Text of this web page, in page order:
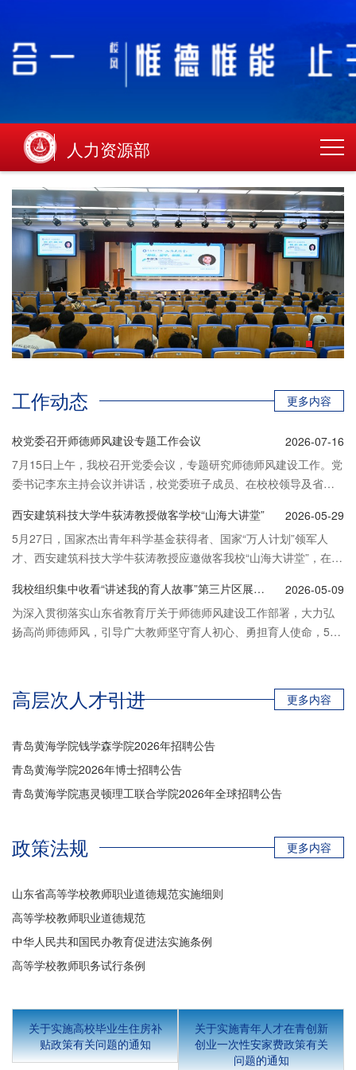
人力资源部
工作动态 更多内容
校党委召开师德师风建设专题工作会议
2026-07-16
7月15日上午，我校召开党委会议，专题研究师德师风建设工作。党
委书记李东主持会议并讲话，校党委班子成员、在校校领导及省派
西安建筑科技大学牛荻涛教授做客学校“山海大讲堂”
2026-05-29
5月27日，国家杰出青年科学基金获得者、国家“万人计划”领军人
才、西安建筑科技大学牛荻涛教授应邀做客我校“山海大讲堂”，在知
工程学院师生代表200余人聆听报告。青岛黄海学院校长助理孙在福
主持报告会。
我校组织集中收看“讲述我的育人故事”第三片区展演活动
2026-05-09
为深入贯彻落实山东省教育厅关于师德师风建设工作部署，大力弘
扬高尚师德师风，引导广大教师坚守育人初心、勇担育人使命，5月
求，设行政楼8楼会议室主会场与各党总支分会场，实现同步收看、
全员覆盖。校长助理、党委教师工作部部长孙在福，各单位骨干教
高层次人才引进 更多内容
青岛黄海学院钱学森学院2026年招聘公告
青岛黄海学院2026年博士招聘公告
青岛黄海学院惠灵顿理工联合学院2026年全球招聘公告
政策法规 更多内容
山东省高等学校教师职业道德规范实施细则
高等学校教师职业道德规范
中华人民共和国民办教育促进法实施条例
高等学校教师职务试行条例
关于实施高校毕业生住房补
贴政策有关问题的通知
关于实施青年人才在青创新
创业一次性安家费政策有关
问题的通知